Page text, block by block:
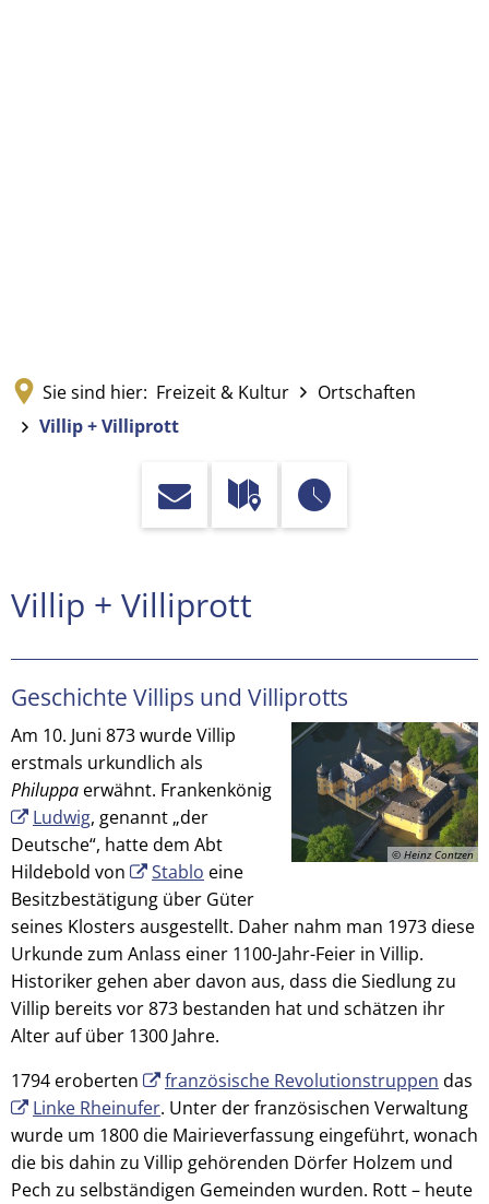
Sie sind hier: Freizeit & Kultur
Ortschaften
Villip + Villiprott
Villip
+
Villiprott
Villip + Villiprott
Geschichte Villips und Villiprotts
© Heinz Contzen
Am 10. Juni 873 wurde Villip
erstmals urkundlich als
Philuppa erwähnt. Frankenkönig
Ludwig, genannt „der
Deutsche“, hatte dem Abt
Hildebold von
Stablo eine
Besitzbestätigung über Güter
seines Klosters ausgestellt. Daher nahm man 1973 diese
Urkunde zum Anlass einer 1100-Jahr-Feier in Villip.
Historiker gehen aber davon aus, dass die Siedlung zu
Villip bereits vor 873 bestanden hat und schätzen ihr
Alter auf über 1300 Jahre.
1794 eroberten
französische Revolutionstruppen das
Linke Rheinufer. Unter der französischen Verwaltung
wurde um 1800 die Mairieverfassung eingeführt, wonach
die bis dahin zu Villip gehörenden Dörfer Holzem und
Pech zu selbständigen Gemeinden wurden. Rott – heute